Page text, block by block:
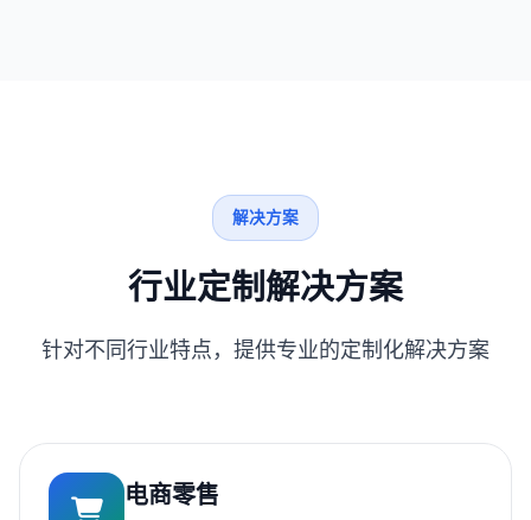
解决方案
行业定制解决方案
针对不同行业特点，提供专业的定制化解决方案
电商零售